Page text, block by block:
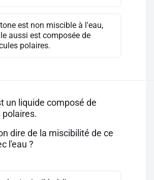
est non miscible à l'eau,
aussi est composée de
polaires.
un liquide composé de
polaires.
dire de la miscibilité de ce
l'eau ?